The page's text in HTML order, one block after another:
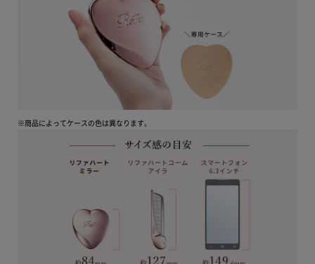
※商品によってケースの色は異なります。